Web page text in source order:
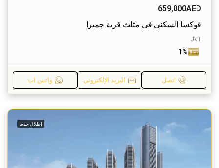
659,000AED
فوكسا السكني في مثلث قرية جميرا
JVT
1%
اتصل البريد الإلكتروني واتس اب
إطلاق جديد